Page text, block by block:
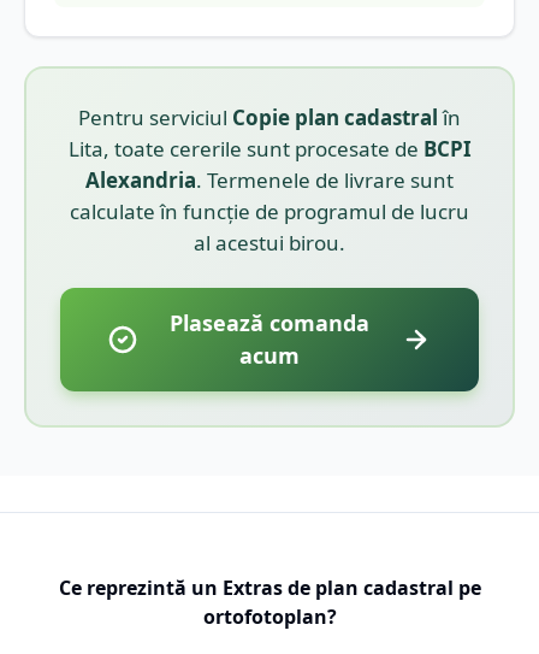
Pentru serviciul Copie plan cadastralîn
Lita, toate cererile sunt procesate de BCPI
Alexandria. Termenele de livrare sunt
calculate în funcție de programul de lucru
al acestui birou.
Plasează comanda
acum
Ce reprezintă un Extras de plan cadastral pe
ortofotoplan?